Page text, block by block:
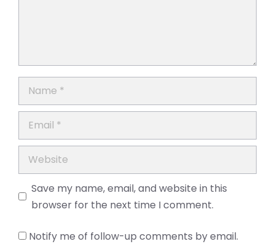
Name
Email
Website
Save my name, email, and website in this
browser for the next time I comment.
Notify me of follow-up comments by email.